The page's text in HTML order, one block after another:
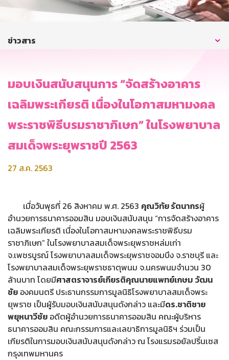
บริการออนไลน์
ข่าวสาร
มอบเงินสนับสนุนการ “จัดสร้างอาคาร
เฉลิมพระเกียรติ เนื่องในโอกาสมหามงคล
พระราชพิธีบรมราชาภิเษก” ในโรงพยาบาล
สมเด็จพระยุพราชปี 2563
27 ส.ค. 2563
เมื่อวันพุธที่ 26 สิงหาคม พ.ศ. 2563 คุณวิทัย รัตนากรผู้
อำนวยการธนาคารออมสิน มอบเงินสนับสนุน “การจัดสร้างอาคาร
เฉลิมพระเกียรติ เนื่องในโอกาสมหามงคลพระราชพิธีบรม
ราชาภิเษก” ในโรงพยาบาลสมเด็จพระยุพราชหล่มเก่า
จ.เพชรบูรณ์ โรงพยาบาลสมเด็จพระยุพราชจอมบึง จ.ราชบุรี และ
โรงพยาบาลสมเด็จพระยุพราชธาตุพนม จ.นครพนมจำนวน 30
ล้านบาท โดยมีศาสตราจารย์เกียรติคุณนายแพทย์เกษม วัฒน
ชัย องคมนตรี ประธานกรรมการมูลนิธิโรงพยาบาลสมเด็จพระ
ยุพราช เป็นผู้รับมอบเงินสนับสนุนดังกล่าว และมีดร.ชาติชาย
พยุหนาวีชัย อดีตผู้อำนวยการธนาคารออมสิน คณะผู้บริหาร
ธนาคารออมสิน คณะกรรมการและเลขาธิการมูลนิธิฯ ร่วมเป็น
เกียรติในการมอบเงินสนับสนุนดังกล่าว ณ โรงแรมรอยัลปริ้นเซส
กรุงเทพมหานคร